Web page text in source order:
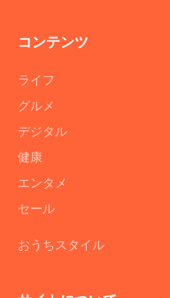
コンテンツ
ライフ
グルメ
デジタル
健康
エンタメ
セール
おうちスタイル